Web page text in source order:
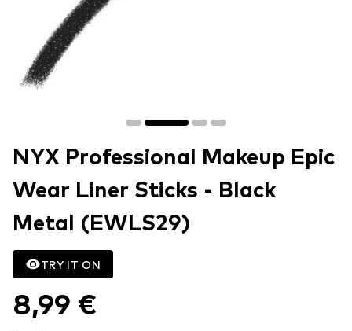
NYX Professional Makeup Epic
Wear Liner Sticks - Black
Metal (EWLS29)
TRY IT ON
8,99 €